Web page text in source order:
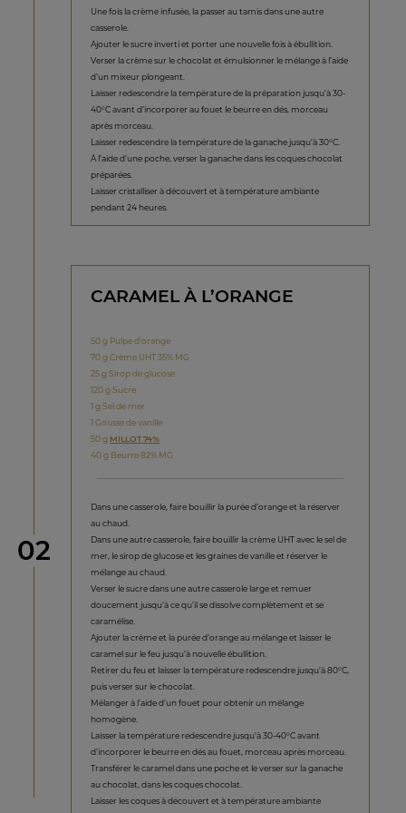
Une fois la crème infusée, la passer au tamis dans une autre
casserole.
Ajouter le sucre inverti et porter une nouvelle fois à ébullition.
Verser la crème sur le chocolat et émulsionner le mélange à l’aide
d’un mixeur plongeant.
Laisser redescendre la température de la préparation jusqu’à 30-
40°C avant d’incorporer au fouet le beurre en dés, morceau
après morceau.
Laisser redescendre la température de la ganache jusqu’à 30°C.
À l’aide d’une poche, verser la ganache dans les coques chocolat
préparées.
Laisser cristalliser à découvert et à température ambiante
pendant 24 heures.
étape
02
CARAMEL À L’ORANGE
50 g Pulpe d’orange
70 g Crème UHT 35% MG
25 g Sirop de glucose
120 g Sucre
1 g Sel de mer
1 Gousse de vanille
50 g MILLOT 74%
40 g Beurre 82% MG
Dans une casserole, faire bouillir la purée d’orange et la réserver
au chaud.
Dans une autre casserole, faire bouillir la crème UHT avec le sel de
mer, le sirop de glucose et les graines de vanille et réserver le
mélange au chaud.
Verser le sucre dans une autre casserole large et remuer
doucement jusqu’à ce qu’il se dissolve complètement et se
caramélise.
Ajouter la crème et la purée d’orange au mélange et laisser le
caramel sur le feu jusqu’à nouvelle ébullition.
Retirer du feu et laisser la température redescendre jusqu’à 80°C,
puis verser sur le chocolat.
Mélanger à l’aide d’un fouet pour obtenir un mélange
homogène.
Laisser la température redescendre jusqu’à 30-40°C avant
d’incorporer le beurre en dés au fouet, morceau après morceau.
Transférer le caramel dans une poche et le verser sur la ganache
au chocolat, dans les coques chocolat.
Laisser les coques à découvert et à température ambiante